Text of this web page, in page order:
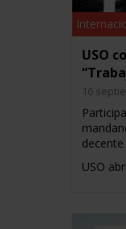
USO
16
USO